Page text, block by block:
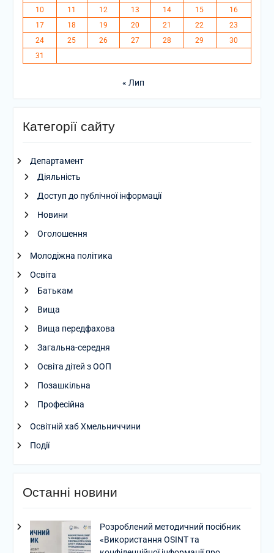
10
11 12 13 14 15
16
17
18 19 20 21 22
23
24
25 26 27 28 29
30
31
« Лип
Категорії сайту
Департамент
Діяльність
Доступ до публічної інформації
Новини
Оголошення
Молодіжна політика
Освіта
Батькам
Вища
Вища передфахова
Загальна-середня
Освіта дітей з ООП
Позашкільна
Професійна
Освітній хаб Хмельниччини
Події
Останні новини
Розроблений методичний посібник
«Використання OSINT та